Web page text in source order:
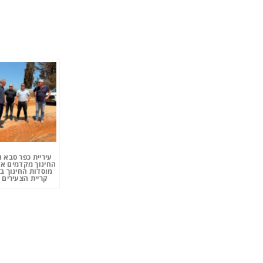
עיריית כפר
החינוך מקדמים
מוסדות החינוך
קריית